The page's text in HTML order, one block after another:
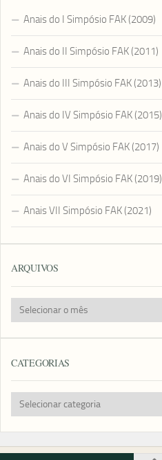
Anais do I Simpósio FAK (2009)
Anais do II Simpósio FAK (2011)
Anais do III Simpósio FAK (2013)
Anais do IV Simpósio FAK (2015)
Anais do V Simpósio FAK (2017)
Anais do VI Simpósio FAK (2019)
Anais VII Simpósio FAK (2021)
ARQUIVOS
Arquivos
CATEGORIAS
Categorias